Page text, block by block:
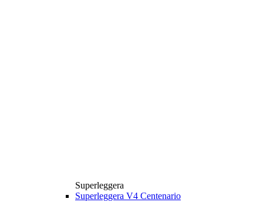
Superleggera
Superleggera V4 Centenario